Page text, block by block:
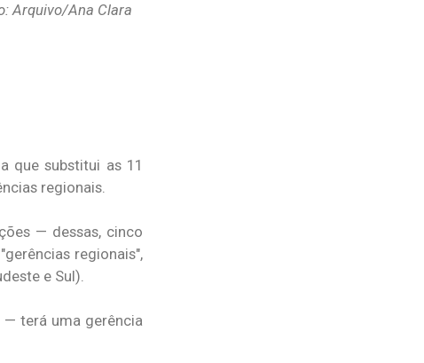
Arquivo/Ana Clara
que substitui as 11
regionais.
— dessas, cinco
regionais",
e Sul).
— terá uma gerência